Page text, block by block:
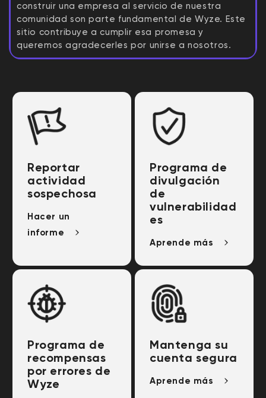
construir una empresa al servicio de nuestra
comunidad son parte fundamental de Wyze. Este
sitio contribuye a cumplir esa promesa y
queremos agradecerles por unirse a nosotros.
Reportar
actividad
sospechosa
Hacer un
informe
Programa de
divulgación
de
vulnerabilidad
es
Aprende más
Programa de
recompensas
por errores de
Wyze
Mantenga su
cuenta segura
Aprende más